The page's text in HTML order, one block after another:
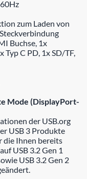
zum Laden von
Buchse, 1x
Typ C PD, 1x SD/TF,
Mode (DisplayPort-
der USB.org
USB 3 Produkte
die Ihnen bereits
USB 3.2 Gen 1
USB 3.2 Gen 2